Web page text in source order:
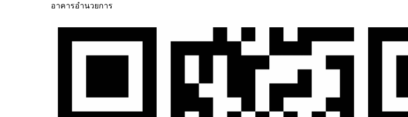
อาคารอำนวยการ